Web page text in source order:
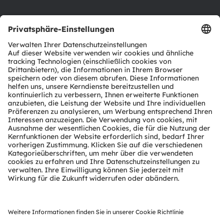
Produkt Selektor
Download Center
Tools
Kundenanfragen
Technischer Support
Partner Netzwerk
Whistleblowing
© 2026 ams-OSRAM AG. All rights reserved.
Datenschutzerklärung Nutzungsbedingungen
Terms of Trade
ImpressumCookie PolicyAI Policy